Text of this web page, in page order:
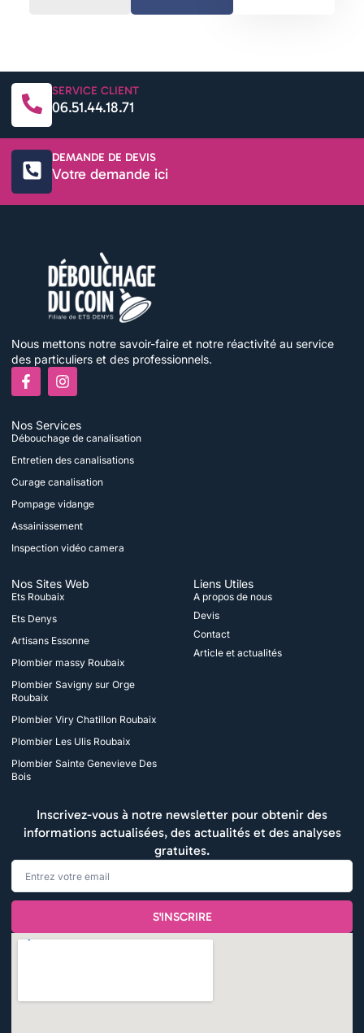
SERVICE CLIENT
06.51.44.18.71
DEMANDE DE DEVIS
Votre demande ici
Nous mettons notre savoir-faire et notre réactivité au service
des particuliers et des professionnels.
F
a
b
o
o
-
f
I
n
t
a
g
r
m
Nos Services
Débouchage de canalisation
Entretien des canalisations
Curage canalisation
Pompage vidange
Assainissement
Inspection vidéo camera
Nos Sites Web
Ets Roubaix
Ets Denys
Artisans Essonne
Plombier massy Roubaix
Plombier Savigny sur Orge
Roubaix
Plombier Viry Chatillon Roubaix
Plombier Les Ulis Roubaix
Plombier Sainte Genevieve Des
Bois
Liens Utiles
A propos de nous
Devis
Contact
Article et actualités
Inscrivez-vous à notre newsletter pour obtenir des
informations actualisées, des actualités et des analyses
gratuites.
Email
S'INSCRIRE